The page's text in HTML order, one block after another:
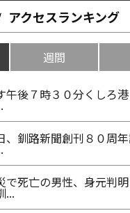
アクセスランキング
週間
午後７時３０分くしろ
、釧路新聞創刊８０周
で死亡の男性、身元判明
...